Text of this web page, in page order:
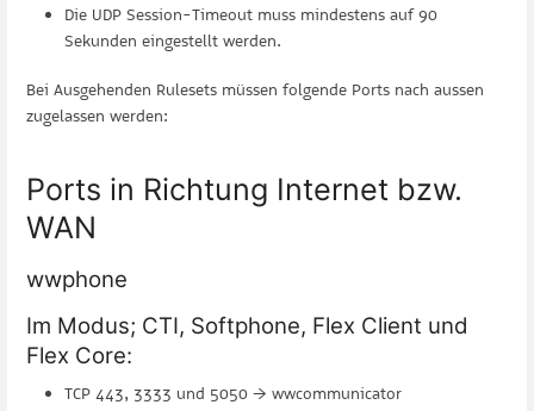
Die UDP Session-Timeout muss mindestens auf 90
Sekunden eingestellt werden.
Bei Ausgehenden Rulesets müssen folgende Ports nach aussen
zugelassen werden:
Ports in Richtung Internet bzw.
WAN
wwphone
Im Modus; CTI, Softphone, Flex Client und
Flex Core:
TCP 443, 3333 und 5050 → wwcommunicator